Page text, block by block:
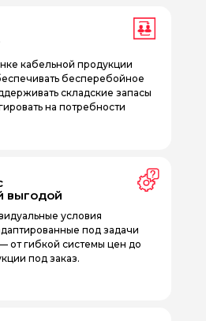
выгодой
кабельной продукции
бесперебойное
складские запасы
на потребности
условия
под задачи
от гибкой системы цен до
под заказ.